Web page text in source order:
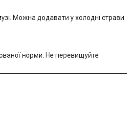
Можна додавати у холодні страви
норми. Не перевищуйте